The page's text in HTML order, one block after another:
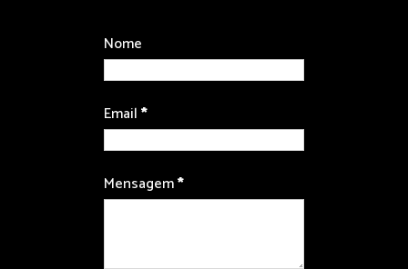
Nome
Email*
Mensagem*